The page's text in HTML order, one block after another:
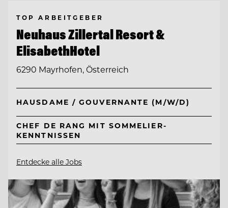
TOP ARBEITGEBER
Neuhaus Zillertal Resort &
ElisabethHotel
6290 Mayrhofen, Österreich
HAUSDAME / GOUVERNANTE (M/W/D)
CHEF DE RANG MIT SOMMELIER-
KENNTNISSEN
Entdecke alle Jobs